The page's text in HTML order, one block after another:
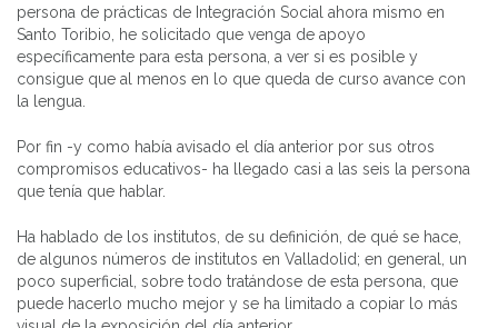
persona de prácticas de Integración Social ahora mismo en
Santo Toribio, he solicitado que venga de apoyo
específicamente para esta persona, a ver si es posible y
consigue que al menos en lo que queda de curso avance con
la lengua.
Por fin -y como había avisado el día anterior por sus otros
compromisos educativos- ha llegado casi a las seis la persona
que tenía que hablar.
Ha hablado de los institutos, de su definición, de qué se hace,
de algunos números de institutos en Valladolid; en general, un
poco superficial, sobre todo tratándose de esta persona, que
puede hacerlo mucho mejor y se ha limitado a copiar lo más